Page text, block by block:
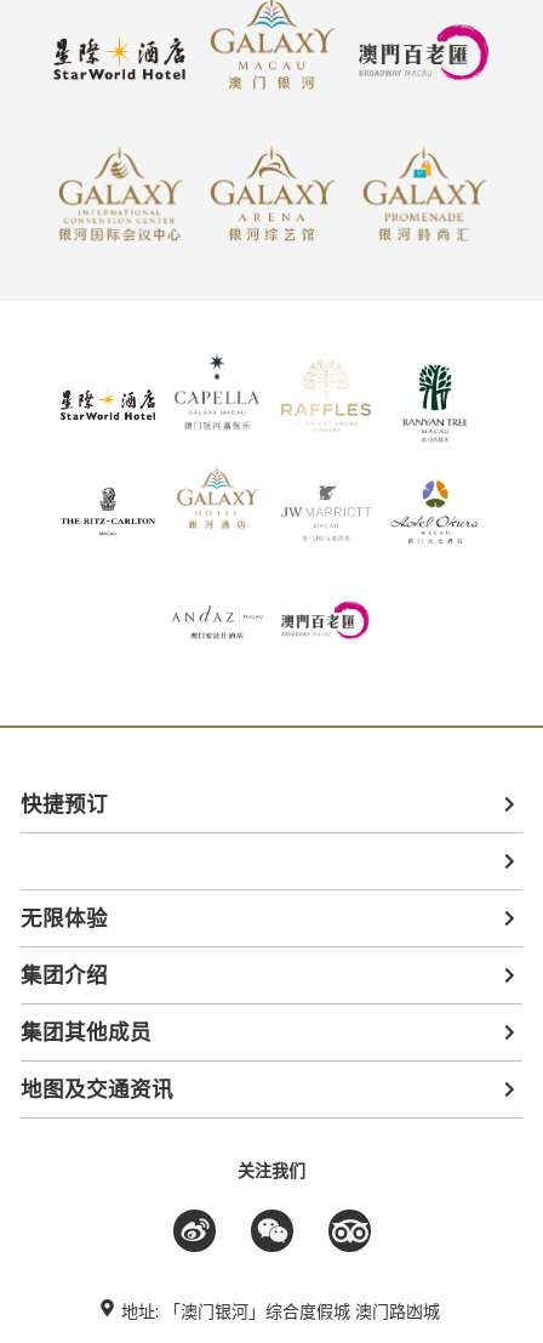
快捷预订
无限体验
集团介绍
集团其他成员
地图及交通资讯
关注我们
地址: 「澳门银河」综合度假城 澳门路凼城